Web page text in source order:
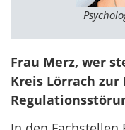
Frau Merz, wer
Kreis Lörrach zur